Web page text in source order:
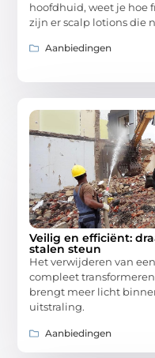
hoofdhuid, weet je hoe
zijn er scalp lotions die
Aanbiedingen
Veilig en efficiënt:
stalen steun
Het verwijderen van
compleet
brengt meer licht
uitstraling.
Aanbiedingen